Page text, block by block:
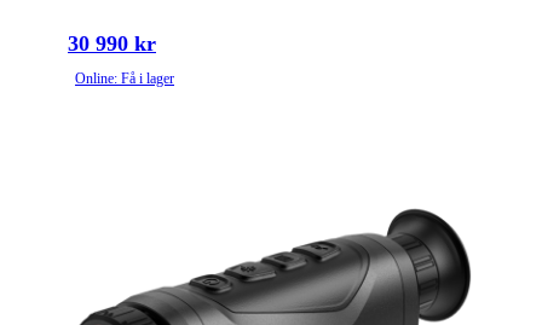
30 990 kr
Online: Få i lager